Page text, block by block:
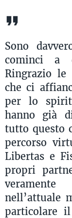
Sono
cominci a
Ringrazio le
che ci
per lo
hanno già
tutto questo
percorso
Libertas e
propri
nell’attuale
particolare